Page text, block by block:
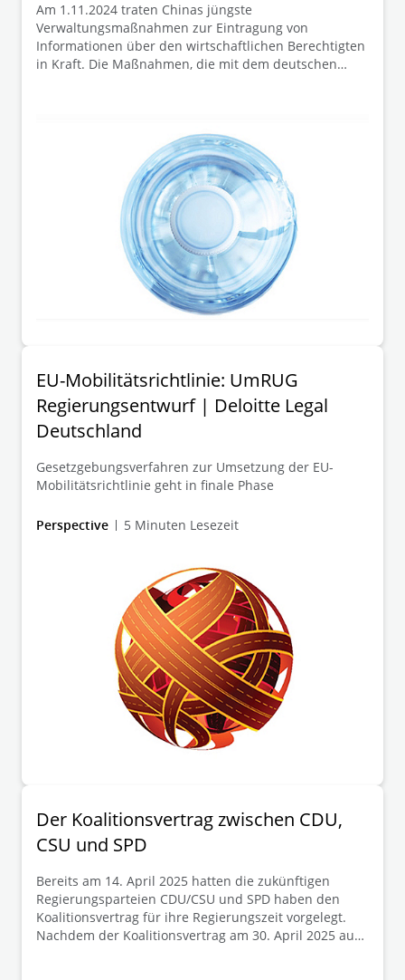
Am 1.11.2024 traten Chinas jüngste
Verwaltungsmaßnahmen zur Eintragung von
Informationen über den wirtschaftlichen Berechtigten
in Kraft. Die Maßnahmen, die mit dem deutschen
EU-Mobilitätsrichtlinie: UmRUG
Regierungsentwurf | Deloitte Legal
Deutschland
Gesetzgebungsverfahren zur Umsetzung der EU-
Mobilitätsrichtlinie geht in finale Phase
Perspective 5 Minuten Lesezeit
Der Koalitionsvertrag zwischen CDU,
CSU und SPD
Bereits am 14. April 2025 hatten die zukünftigen
Regierungsparteien CDU/CSU und SPD haben den
Koalitionsvertrag für ihre Regierungszeit vorgelegt.
Nachdem der Koalitionsvertrag am 30. April 2025 auch